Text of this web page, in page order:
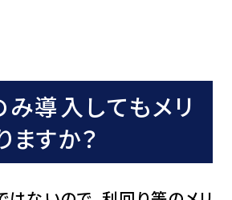
導入してもメリ
ますか？